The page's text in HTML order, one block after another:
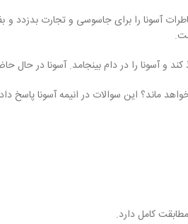
آسونا را برای جاسوسی و تجارت بدزدد
کند و آسونا را در دام بینجامد. آسونا در
خواهد ماند؟ این سوالات در انیمه آسونا پاسخ
کامل دارد.